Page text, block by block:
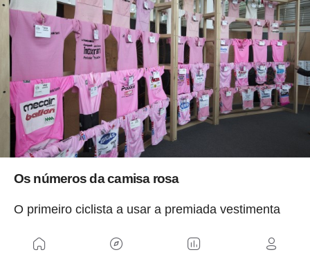
Os números da camisa rosa
O primeiro ciclista a usar a premiada vestimenta
como a locomotiva humana que, embora não